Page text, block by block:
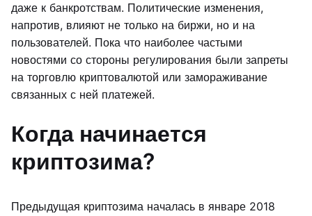
даже к банкротствам. Политические изменения,
напротив, влияют не только на биржи, но и на
пользователей. Пока что наиболее частыми
новостями со стороны регулирования были запреты
на торговлю криптовалютой или замораживание
связанных с ней платежей.
Когда начинается
криптозима?
Предыдущая криптозима началась в январе 2018